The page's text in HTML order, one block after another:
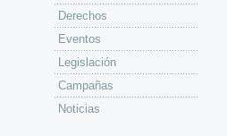
Derechos
Eventos
Legislación
Campañas
Noticias